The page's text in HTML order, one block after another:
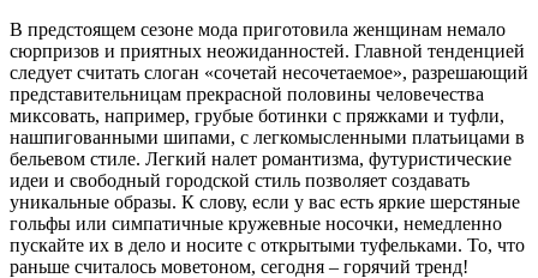
В предстоящем сезоне мода приготовила женщинам немало
сюрпризов и приятных неожиданностей. Главной тенденцией
следует считать слоган «сочетай несочетаемое», разрешающий
представительницам прекрасной половины человечества
миксовать, например, грубые ботинки с пряжками и туфли,
нашпигованными шипами, с легкомысленными платьицами в
бельевом стиле. Легкий налет романтизма, футуристические
идеи и свободный городской стиль позволяет создавать
уникальные образы. К слову, если у вас есть яркие шерстяные
гольфы или симпатичные кружевные носочки, немедленно
пускайте их в дело и носите с открытыми туфельками. То, что
раньше считалось моветоном, сегодня – горячий тренд!